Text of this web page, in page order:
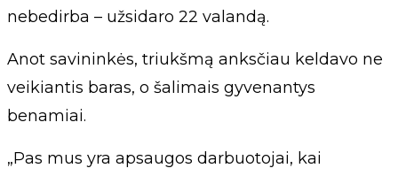
nebedirba – užsidaro 22 valandą.
Anot savininkės, triukšmą anksčiau keldavo ne
veikiantis baras, o šalimais gyvenantys
benamiai.
„Pas mus yra apsaugos darbuotojai, kai